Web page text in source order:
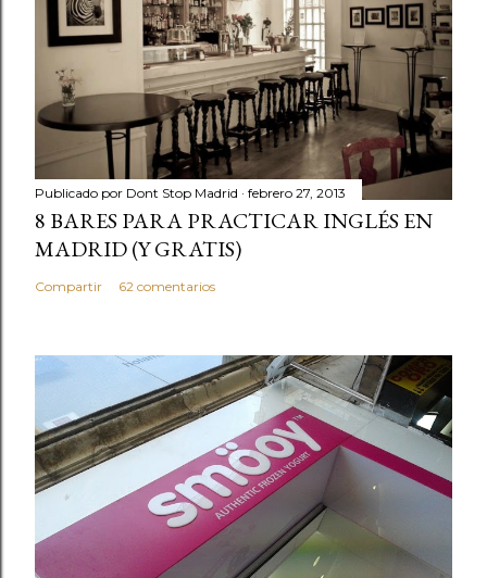
Publicado por Dont Stop Madrid febrero 27, 2013
8 BARES PARA PRACTICAR INGLÉS EN
MADRID (Y GRATIS)
Compartir 62 comentarios